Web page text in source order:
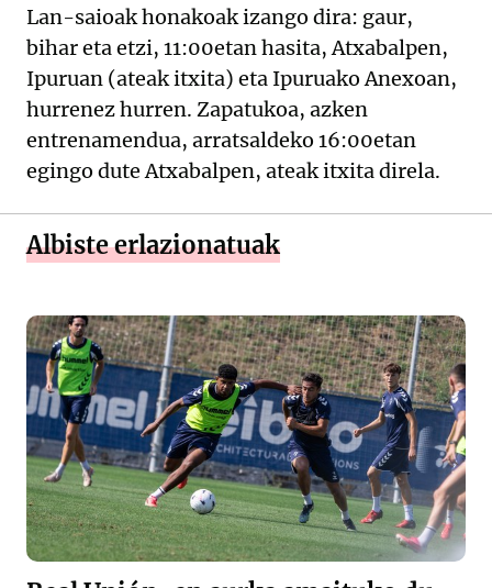
Lan-saioak honakoak izango dira: gaur,
bihar eta etzi, 11:00etan hasita, Atxabalpen,
Ipuruan (ateak itxita) eta Ipuruako Anexoan,
hurrenez hurren. Zapatukoa, azken
entrenamendua, arratsaldeko 16:00etan
egingo dute Atxabalpen, ateak itxita direla.
Albiste erlazionatuak